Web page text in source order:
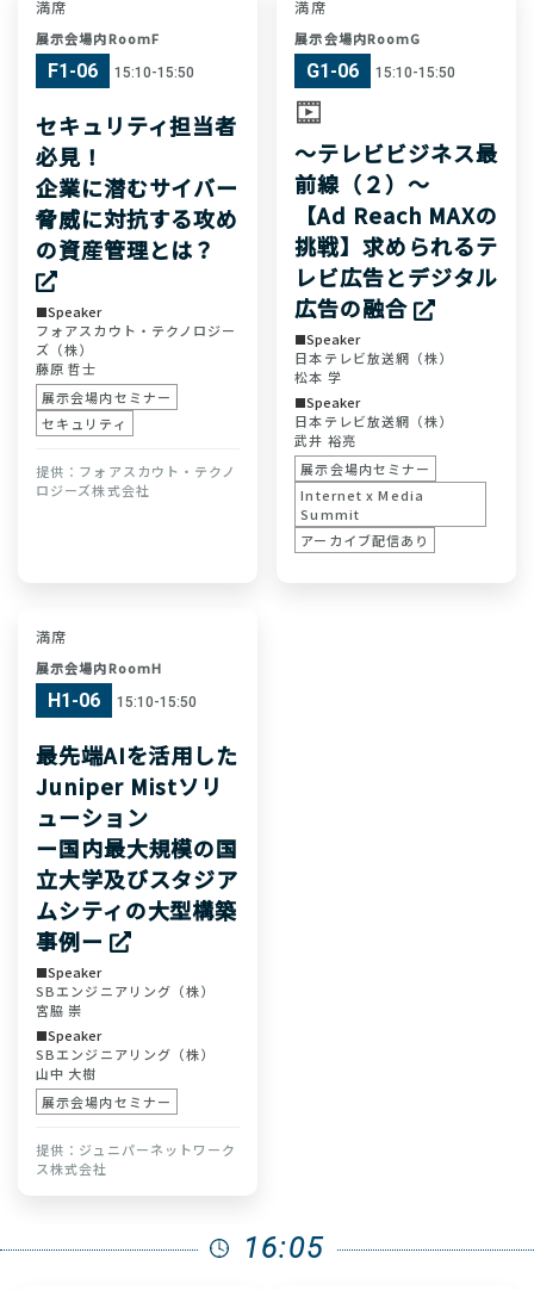
満席
展示会場内RoomF
F1-06 15:10-15:50
セキュリティ担当者
必見！
企業に潜むサイバー
脅威に対抗する攻め
の資産管理とは？
Speaker
フォアスカウト・テクノロジー
ズ（株）
藤原 哲士
展示会場内セミナー
セキュリティ
フォアスカウト・テクノ
ロジーズ株式会社
満席
展示会場内RoomG
G1-06 15:10-15:50
〜テレビビジネス最
前線（２）〜
【Ad Reach MAXの
挑戦】求められるテ
レビ広告とデジタル
広告の融合
Speaker
日本テレビ放送網（株）
松本 学
Speaker
日本テレビ放送網（株）
武井 裕亮
展示会場内セミナー
Internet x Media
Summit
アーカイブ配信あり
満席
展示会場内RoomH
H1-06 15:10-15:50
最先端AIを活用した
Juniper Mistソリ
ューション
ー国内最大規模の国
立大学及びスタジア
ムシティの大型構築
事例ー
Speaker
SBエンジニアリング（株）
宮脇 崇
Speaker
SBエンジニアリング（株）
山中 大樹
展示会場内セミナー
ジュニパーネットワーク
ス株式会社
16:05